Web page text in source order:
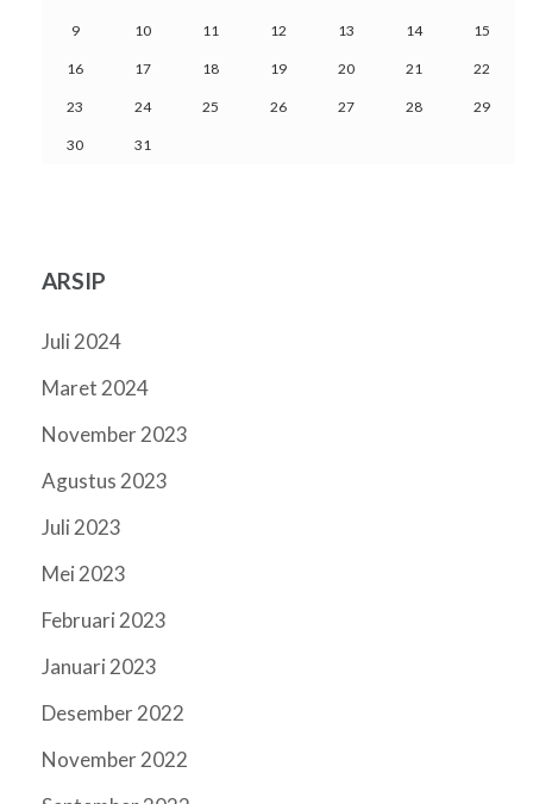
9 10 11 12 13 14 15
16 17 18 19 20 21 22
23 24 25 26 27 28 29
30 31
ARSIP
Juli 2024
Maret 2024
November 2023
Agustus 2023
Juli 2023
Mei 2023
Februari 2023
Januari 2023
Desember 2022
November 2022